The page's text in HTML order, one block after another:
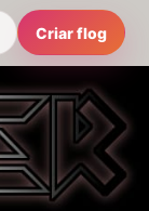
Criar flog